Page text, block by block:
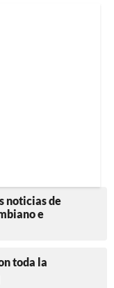
noticias de
e
toda la